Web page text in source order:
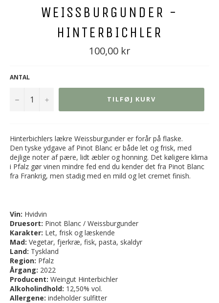
WEISSBURGUNDER -
HINTERBICHLER
Normal
pris
100,00 kr
ANTAL
− + TILFØJ KURV
Hinterbichlers lækre Weissburgunder er forår på flaske.
Den tyske ydgave af Pinot Blanc er både let og frisk, med
dejlige noter af pære, lidt æbler og honning. Det køligere klima
i Pfalz gør vinen mindre fed end du kender det fra Pinot Blanc
fra Frankrig, men stadig med en mild og let cremet finish.
Vin: Hvidvin
Druesort: Pinot Blanc / Weissburgunder
Karakter: Let, frisk og læskende
Mad: Vegetar, fjerkræ, fisk, pasta, skaldyr
Land: Tyskland
Region: Pfalz
Årgang: 2022
Producent: Weingut Hinterbichler
Alkoholindhold: 12,50% vol.
Allergene: indeholder sulfitter